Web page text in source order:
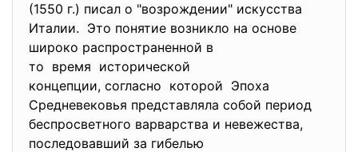
(1550 г.) писал о "возрождении" искусства
Италии. Это понятие возникло на основе
широко распространенной в
то время исторической
концепции, согласно которой Эпоха
Средневековья представляла собой период
беспросветного варварства и невежества,
последовавший за гибелью